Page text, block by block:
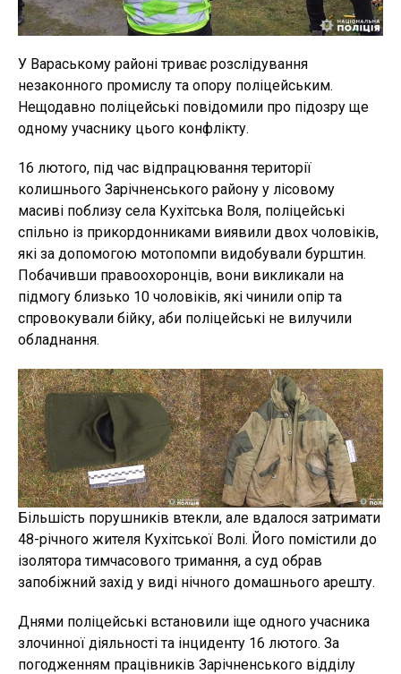
У Вараському районі триває розслідування
незаконного промислу та опору поліцейським.
Нещодавно поліцейські повідомили про підозру ще
одному учаснику цього конфлікту.
16 лютого, під час відпрацювання території
колишнього Зарічненського району у лісовому
масиві поблизу села Кухітська Воля, поліцейські
спільно із прикордонниками виявили двох чоловіків,
які за допомогою мотопомпи видобували бурштин.
Побачивши правоохоронців, вони викликали на
підмогу близько 10 чоловіків, які чинили опір та
спровокували бійку, аби поліцейські не вилучили
обладнання.
Більшість порушників втекли, але вдалося затримати
48-річного жителя Кухітської Волі. Його помістили до
ізолятора тимчасового тримання, а суд обрав
запобіжний захід у виді нічного домашнього арешту.
Днями поліцейські встановили іще одного учасника
злочинної діяльності та інциденту 16 лютого. За
погодженням працівників Зарічненського відділу